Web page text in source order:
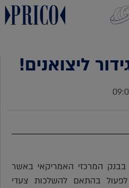
ליצואנים!
המרכזי האמריקאי באשר
לפעול בהתאם להשלכות צעדי